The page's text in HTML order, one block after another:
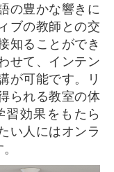
の豊かな響きに
ブの教師との交
知ることができ
せて、インテン
が可能です。リ
られる教室の体
効果をもたら
い人にはオンラ